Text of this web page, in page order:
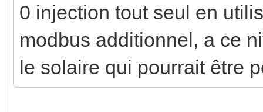
0 injection tout seul en
modbus additionnel, a ce
le solaire qui pourrait être